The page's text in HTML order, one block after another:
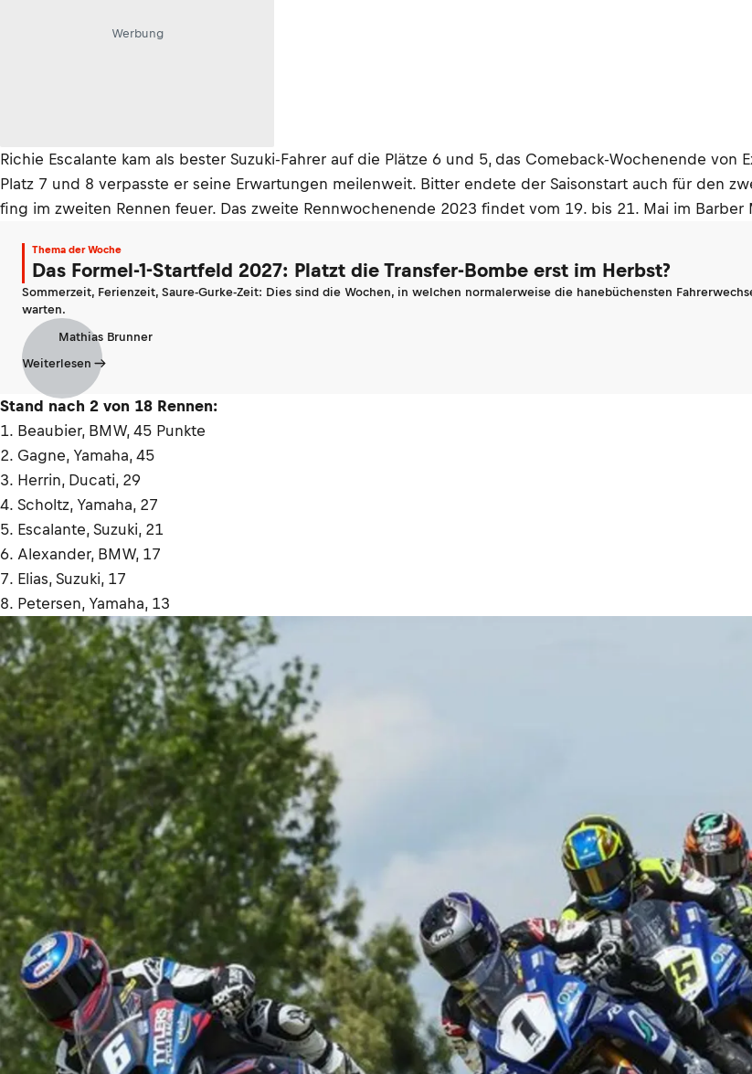
Werbung
Richie Escalante kam als bester Suzuki-Fahrer auf die Plätze 6 und 5, das Comeback-Wochenende
Platz 7 und 8 verpasste er seine Erwartungen meilenweit. Bitter endete der Saisonstart auch für den
fing im zweiten Rennen feuer. Das zweite Rennwochenende 2023 findet vom 19. bis 21. Mai im Barber
Thema der Woche
Das Formel-1-Startfeld 2027: Platzt die Transfer-Bombe erst im Herbst?
Sommerzeit, Ferienzeit, Saure-Gurke-Zeit: Dies sind die Wochen, in welchen normalerweise die hanebüchensten
warten.
Mathias Brunner
Weiterlesen
Stand nach 2 von 18 Rennen:
1. Beaubier, BMW, 45 Punkte
2. Gagne, Yamaha, 45
3. Herrin, Ducati, 29
4. Scholtz, Yamaha, 27
5. Escalante, Suzuki, 21
6. Alexander, BMW, 17
7. Elias, Suzuki, 17
8. Petersen, Yamaha, 13